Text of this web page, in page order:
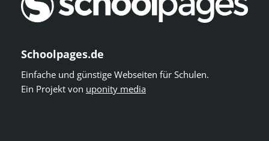
Schoolpages.de
Einfache und günstige Webseiten für Schulen.
Ein Projekt von uponity media